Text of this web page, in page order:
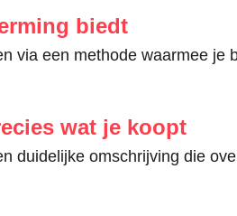
biedt
via een methode waarmee je
wat je koopt
duidelijke omschrijving die